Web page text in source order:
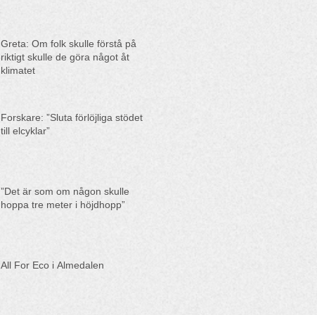
Greta: Om folk skulle förstå på
riktigt skulle de göra något åt
klimatet
Forskare: ”Sluta förlöjliga stödet
till elcyklar”
”Det är som om någon skulle
hoppa tre meter i höjdhopp”
All For Eco i Almedalen